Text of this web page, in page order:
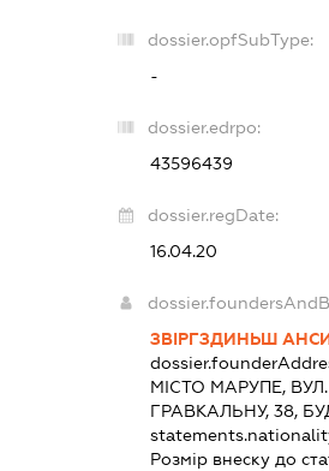
dossier.opfSubType:
-
dossier.edrpo:
43596439
dossier.regDate:
16.04.20
ЗВІРГЗДИНЬШ
МІСТО МАРУПЕ, ВУЛ.
ГРАВКАЛЬНУ, 38,
Розмір внеску до